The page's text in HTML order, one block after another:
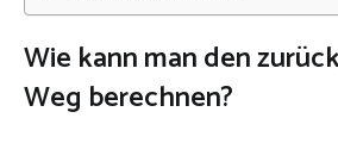
Wie kann man den
Weg berechnen?